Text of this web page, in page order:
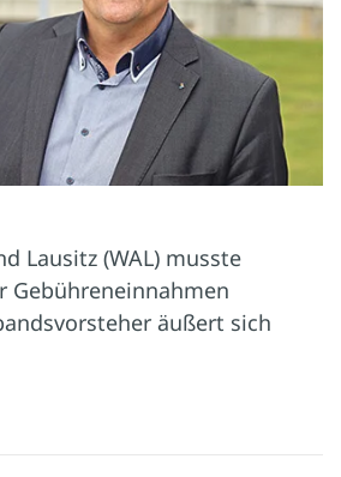
Lausitz (WAL) musste
Gebühreneinnahmen
äußert sich